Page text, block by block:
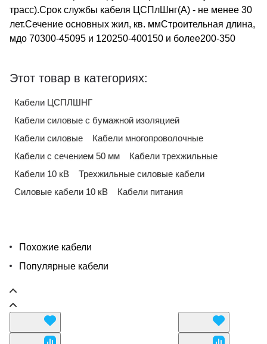
трасс).Срок службы кабеля ЦСПлШнг(A) - не менее 30
лет.Сечение основных жил, кв. ммСтроительная длина,
мдо 70300-45095 и 120250-400150 и более200-350
Этот товар в категориях:
Кабели ЦСПЛШНГ
Кабели силовые с бумажной изоляцией
Кабели силовые
Кабели многопроволочные
Кабели с сечением 50 мм
Кабели трехжильные
Кабели 10 кВ
Трехжильные силовые кабели
Силовые кабели 10 кВ
Кабели питания
Похожие кабели
Популярные кабели